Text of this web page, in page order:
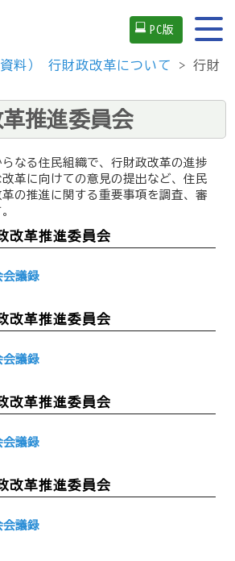
PC版
料） 行財政改革について
> 行財
推進委員会
なる住民組織で、行財政改革の進捗
革に向けての意見の提出など、住民
の推進に関する重要事項を調査、審
改革推進委員会
会議録
改革推進委員会
会議録
改革推進委員会
会議録
改革推進委員会
会議録